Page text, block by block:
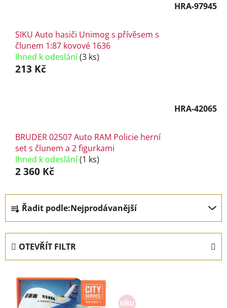
HRA-97945
SIKU Auto hasiči Unimog s přívěsem s
člunem 1:87 kovové 1636
Ihned k odeslání(3 ks)
213 Kč
HRA-42065
BRUDER 02507 Auto RAM Policie herní
set s člunem a 2 figurkami
Ihned k odeslání(1 ks)
2 360 Kč
Ř
a
z
e
n
Řadit podle:Nejprodávanější
OTEVŘÍT FILTR